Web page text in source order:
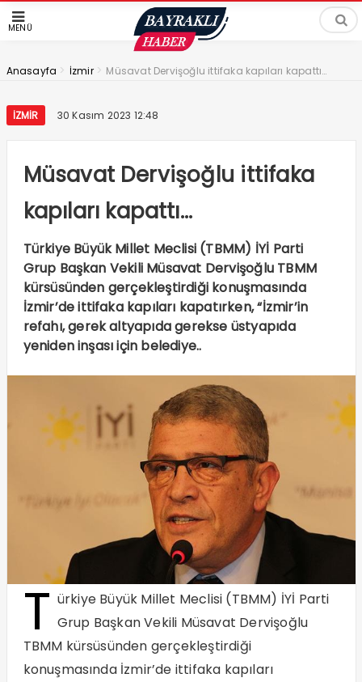
MENÜ
Anasayfa > İzmir > Müsavat Dervişoğlu ittifaka kapıları kapattı…
İZMIR 30 Kasım 2023 12:48
Müsavat Dervişoğlu ittifaka
kapıları kapattı…
Türkiye Büyük Millet Meclisi (TBMM) İYİ Parti
Grup Başkan Vekili Müsavat Dervişoğlu TBMM
kürsüsünden gerçekleştirdiği konuşmasında
İzmir’de ittifaka kapıları kapatırken, “İzmir’in
refahı, gerek altyapıda gerekse üstyapıda
yeniden inşası için belediye..
T ürkiye Büyük Millet Meclisi (TBMM) İYİ Parti
Grup Başkan Vekili Müsavat Dervişoğlu
TBMM kürsüsünden gerçekleştirdiği
konuşmasında İzmir’de ittifaka kapıları